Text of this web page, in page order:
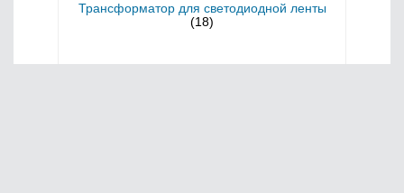
Трансформатор для светодиодной ленты
(18)